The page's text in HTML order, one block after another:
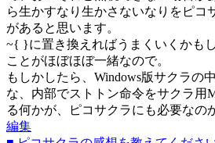
ら生かすなり生かさないなりをピコ
があると思います。
~{ }に置き換えればうまくいくかも
ことがほぼほぼ一緒なので。
もしかしたら、Windows版サクラの
な、内部でストトン命令をサクラ用
る何かが、ピコサクラにも必要なの
編集